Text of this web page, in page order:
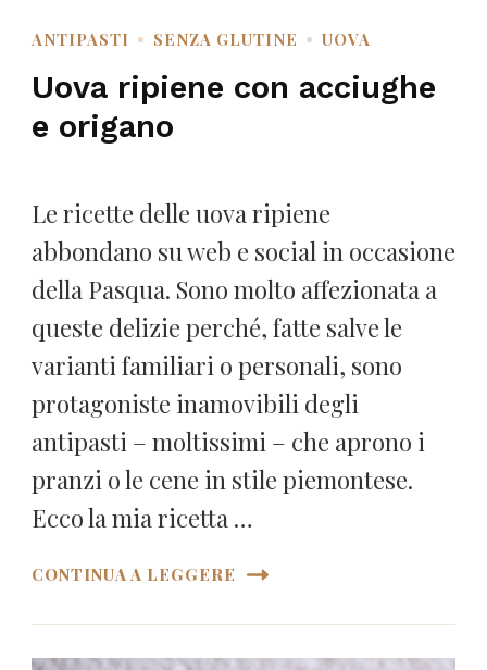
ANTIPASTI SENZA GLUTINE UOVA
Uova ripiene con acciughe
e origano
Le ricette delle uova ripiene
abbondano su web e social in occasione
della Pasqua. Sono molto affezionata a
queste delizie perché, fatte salve le
varianti familiari o personali, sono
protagoniste inamovibili degli
antipasti – moltissimi – che aprono i
pranzi o le cene in stile piemontese.
Ecco la mia ricetta …
CONTINUA A LEGGERE